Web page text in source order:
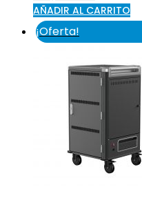
AÑADIR AL CARRITO
¡Oferta!